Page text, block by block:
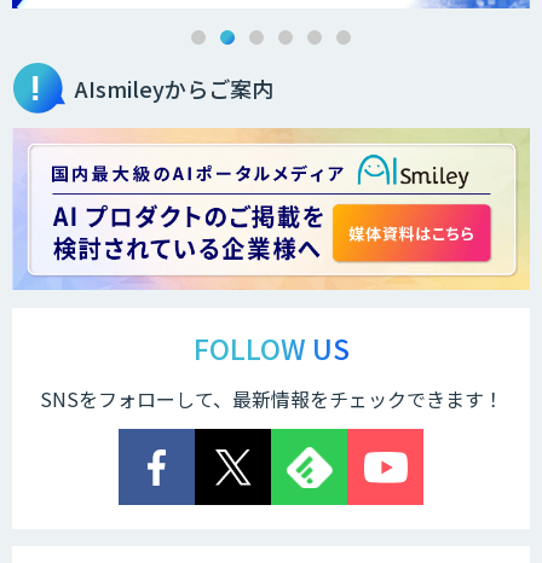
生成AI活用コンサルティング
法人向け生成AIソリューション（受託開
発/PoC&コンサル）
AI 受託開発・導入支援
AIsmileyからご案内
FOLLOW US
SNSをフォローして、最新情報をチェックできます！